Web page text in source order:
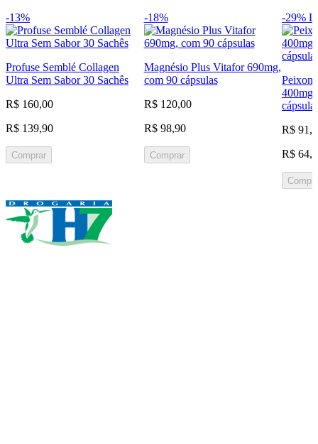
-13%
Profuse Semblé Collagen
Ultra Sem Sabor 30 Sachês
R$ 160,00
R$ 139,90
Comprar
-18%
Magnésio Plus Vitafor 690mg,
com 90 cápsulas
R$ 120,00
R$ 98,90
Comprar
-29%
400mg
R$
R$